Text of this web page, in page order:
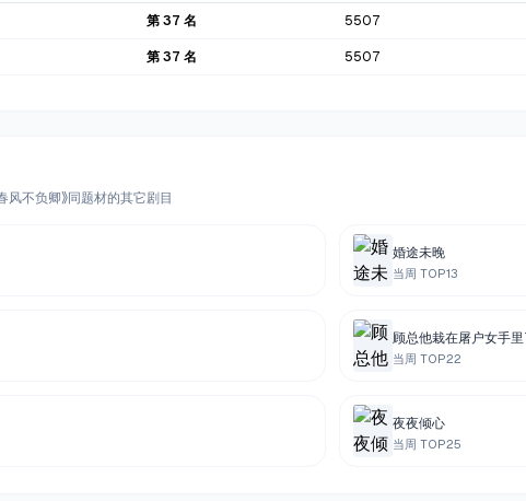
第 37 名 5507
第 37 名 5507
不负卿》同题材的其它剧目
婚途未晚
当周 TOP13
顾总他栽在屠户女手里
当周 TOP22
夜夜倾心
当周 TOP25